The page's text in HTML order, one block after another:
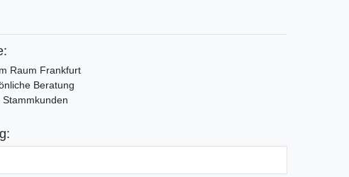
Raum Frankfurt
Beratung